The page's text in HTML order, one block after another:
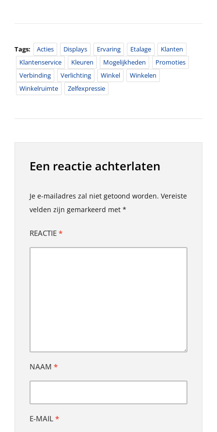
Tags: Acties Displays Ervaring Etalage
Klanten
Klantenservice
Kleuren Mogelijkheden
Promoties
Verbinding
Verlichting Winkel
Winkelen
Winkelruimte
Zelfexpressie
Een reactie achterlaten
Je e-mailadres zal niet getoond worden. Vereiste
velden zijn gemarkeerd met *
REACTIE *
NAAM *
E-MAIL *